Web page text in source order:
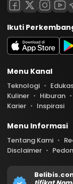
Ikuti
Menu Kanal
Teknologi
Kuliner
Hiburan
Karier
Inspirasi
Menu Informasi
Tentang Kami
Disclaimer